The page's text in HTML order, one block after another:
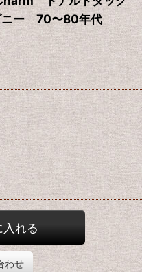
ー 70〜80年代
入れる
わせ